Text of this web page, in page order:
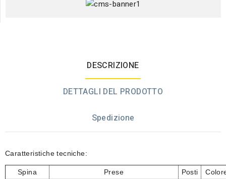
DESCRIZIONE
DETTAGLI DEL PRODOTTO
Spedizione
Caratteristiche tecniche:
Spina Prese Posti